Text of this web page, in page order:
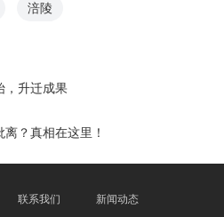
涪陵
，升迁成果
？真相在这里！
联系我们 新闻动态